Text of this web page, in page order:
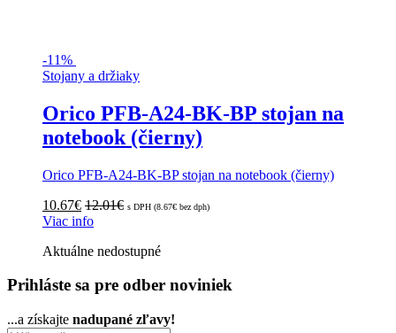
-11%
Stojany a držiaky
Orico PFB-A24-BK-BP stojan na
notebook (čierny)
Orico PFB-A24-BK-BP stojan na notebook (čierny)
10.67€ 12.01€ s DPH (8.67€ bez dph)
Viac info
Aktuálne nedostupné
Prihláste sa pre odber noviniek
...a získajte nadupané zľavy!